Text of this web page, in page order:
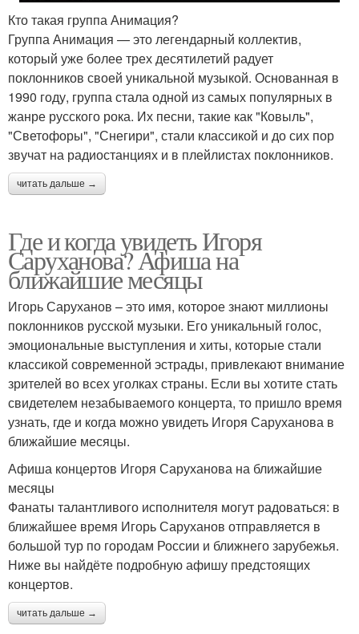
Кто такая группа Анимация?
Группа Анимация — это легендарный коллектив,
который уже более трех десятилетий радует
поклонников своей уникальной музыкой. Основанная в
1990 году, группа стала одной из самых популярных в
жанре русского рока. Их песни, такие как "Ковыль",
"Светофоры", "Снегири", стали классикой и до сих пор
звучат на радиостанциях и в плейлистах поклонников.
читать дальше →
Где и когда увидеть Игоря
Саруханова? Афиша на
ближайшие месяцы
Игорь Саруханов – это имя, которое знают миллионы
поклонников русской музыки. Его уникальный голос,
эмоциональные выступления и хиты, которые стали
классикой современной эстрады, привлекают внимание
зрителей во всех уголках страны. Если вы хотите стать
свидетелем незабываемого концерта, то пришло время
узнать, где и когда можно увидеть Игоря Саруханова в
ближайшие месяцы.
Афиша концертов Игоря Саруханова на ближайшие
месяцы
Фанаты талантливого исполнителя могут радоваться: в
ближайшее время Игорь Саруханов отправляется в
большой тур по городам России и ближнего зарубежья.
Ниже вы найдёте подробную афишу предстоящих
концертов.
читать дальше →